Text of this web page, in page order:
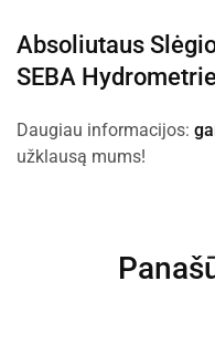
Absoliutaus
SEBA
Daugiau informacijos:
užklausą mums!